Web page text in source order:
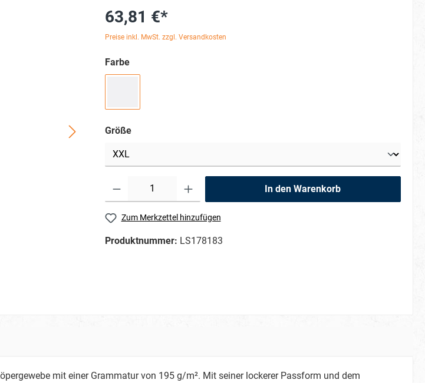
63,81 €*
Preise inkl. MwSt. zzgl. Versandkosten
Farbe
Größe
In den Warenkorb
Zum Merkzettel hinzufügen
Produktnummer: LS178183
mit einer Grammatur von 195 g/m². Mit seiner lockerer Passform und dem